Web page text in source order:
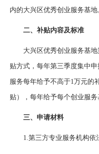
内的大兴区优秀创业服务基地
二、补贴内容及标准
大兴区优秀创业服务基地
贴方式，每年第三季度集中
服务每年给予不高于1万元的
贴），每年给予每个创业服务
三、申请材料
1.第三方专业服务机构依